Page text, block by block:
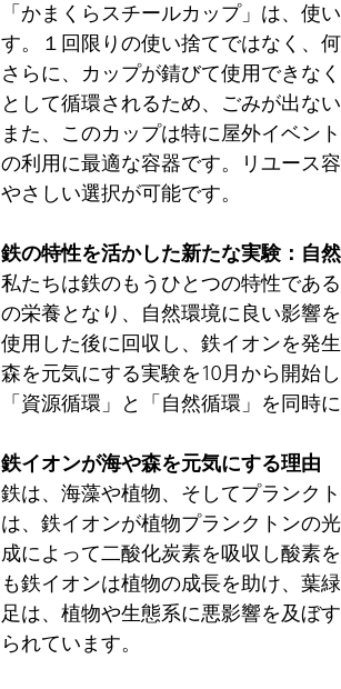
「かまくらスチールカップ」は、使
す。１回限りの使い捨てではなく、
さらに、カップが錆びて使用できな
として循環されるため、ごみが出な
また、このカップは特に屋外イベン
の利用に最適な容器です。リユース
やさしい選択が可能です。
鉄の特性を活かした新たな実験：自
私たちは鉄のもうひとつの特性であ
の栄養となり、自然環境に良い影響
使用した後に回収し、鉄イオンを発
森を元気にする実験を10月から開始し
「資源循環」と「自然循環」を同時
鉄イオンが海や森を元気にする理由
鉄は、海藻や植物、そしてプランク
は、鉄イオンが植物プランクトンの
成によって二酸化炭素を吸収し酸素
も鉄イオンは植物の成長を助け、葉
足は、植物や生態系に悪影響を及ぼ
られています。